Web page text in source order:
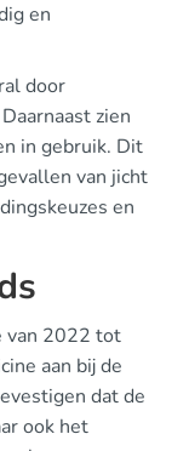
en
door
zien
in gebruik. Dit
van jicht
en
van 2022 tot
aan bij de
dat de
ook het